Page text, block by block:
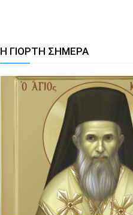
Η ΓΙΟΡΤΗ ΣΗΜΕΡΑ